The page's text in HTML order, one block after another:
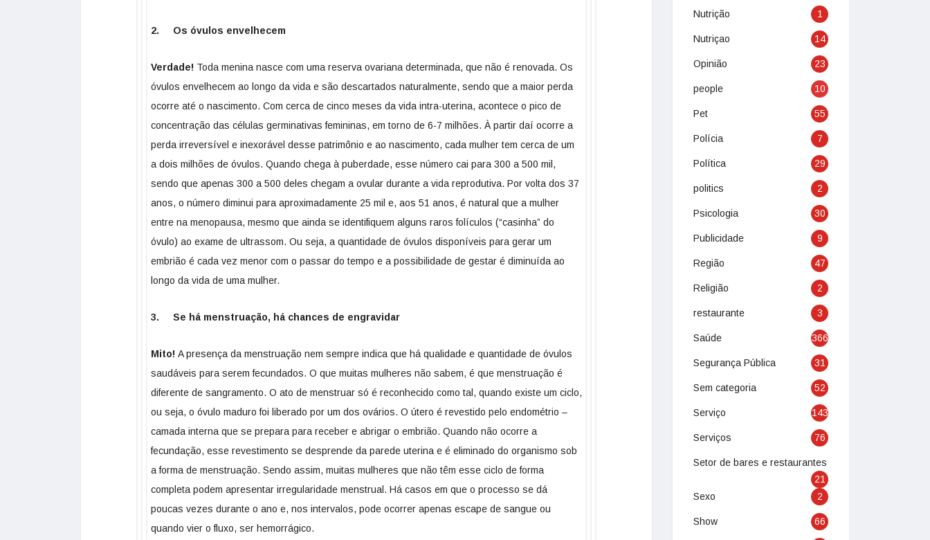
2. Os óvulos envelhecem
Verdade! Toda menina nasce com uma reserva ovariana determinada, que não é renovada. Os
óvulos envelhecem ao longo da vida e são descartados naturalmente, sendo que a maior perda
ocorre até o nascimento. Com cerca de cinco meses da vida intra-uterina, acontece o pico de
concentração das células germinativas femininas, em torno de 6-7 milhões. À partir daí ocorre a
perda irreversível e inexorável desse patrimônio e ao nascimento, cada mulher tem cerca de um
a dois milhões de óvulos. Quando chega à puberdade, esse número cai para 300 a 500 mil,
sendo que apenas 300 a 500 deles chegam a ovular durante a vida reprodutiva. Por volta dos 37
anos, o número diminui para aproximadamente 25 mil e, aos 51 anos, é natural que a mulher
entre na menopausa, mesmo que ainda se identifiquem alguns raros folículos (“casinha” do
óvulo) ao exame de ultrassom. Ou seja, a quantidade de óvulos disponíveis para gerar um
embrião é cada vez menor com o passar do tempo e a possibilidade de gestar é diminuída ao
longo da vida de uma mulher.
3. Se há menstruação, há chances de engravidar
Mito! A presença da menstruação nem sempre indica que há qualidade e quantidade de óvulos
saudáveis para serem fecundados. O que muitas mulheres não sabem, é que menstruação é
diferente de sangramento. O ato de menstruar só é reconhecido como tal, quando existe um ciclo,
ou seja, o óvulo maduro foi liberado por um dos ovários. O útero é revestido pelo endométrio –
camada interna que se prepara para receber e abrigar o embrião. Quando não ocorre a
fecundação, esse revestimento se desprende da parede uterina e é eliminado do organismo sob
a forma de menstruação. Sendo assim, muitas mulheres que não têm esse ciclo de forma
completa podem apresentar irregularidade menstrual. Há casos em que o processo se dá
poucas vezes durante o ano e, nos intervalos, pode ocorrer apenas escape de sangue ou
quando vier o fluxo, ser hemorrágico.
Nutrição 1
Nutriçao 14
Opinião 23
people 10
Pet 55
Polícia 7
Política 29
politics 2
Psicologia 30
Publicidade 9
Região 47
Religião 2
restaurante 3
Saúde 366
Segurança Pública 31
Sem categoria 52
Serviço 143
Serviços 76
Setor de bares e restaurantes
21
Sexo
2
Show 66